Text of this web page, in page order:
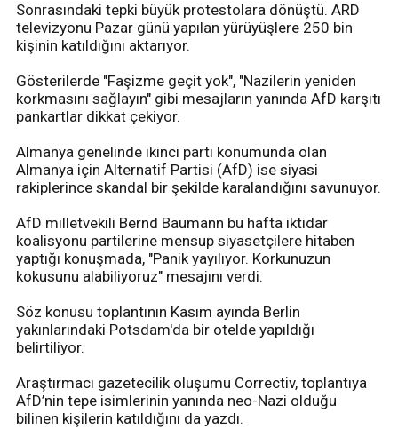
Sonrasındaki tepki büyük protestolara dönüştü. ARD
televizyonu Pazar günü yapılan yürüyüşlere 250 bin
kişinin katıldığını aktarıyor.
Gösterilerde "Faşizme geçit yok", "Nazilerin yeniden
korkmasını sağlayın" gibi mesajların yanında AfD karşıtı
pankartlar dikkat çekiyor.
Almanya genelinde ikinci parti konumunda olan
Almanya için Alternatif Partisi (AfD) ise siyasi
rakiplerince skandal bir şekilde karalandığını savunuyor.
AfD milletvekili Bernd Baumann bu hafta iktidar
koalisyonu partilerine mensup siyasetçilere hitaben
yaptığı konuşmada, "Panik yayılıyor. Korkunuzun
kokusunu alabiliyoruz" mesajını verdi.
Söz konusu toplantının Kasım ayında Berlin
yakınlarındaki Potsdam'da bir otelde yapıldığı
belirtiliyor.
Araştırmacı gazetecilik oluşumu Correctiv, toplantıya
AfD’nin tepe isimlerinin yanında neo-Nazi olduğu
bilinen kişilerin katıldığını da yazdı.